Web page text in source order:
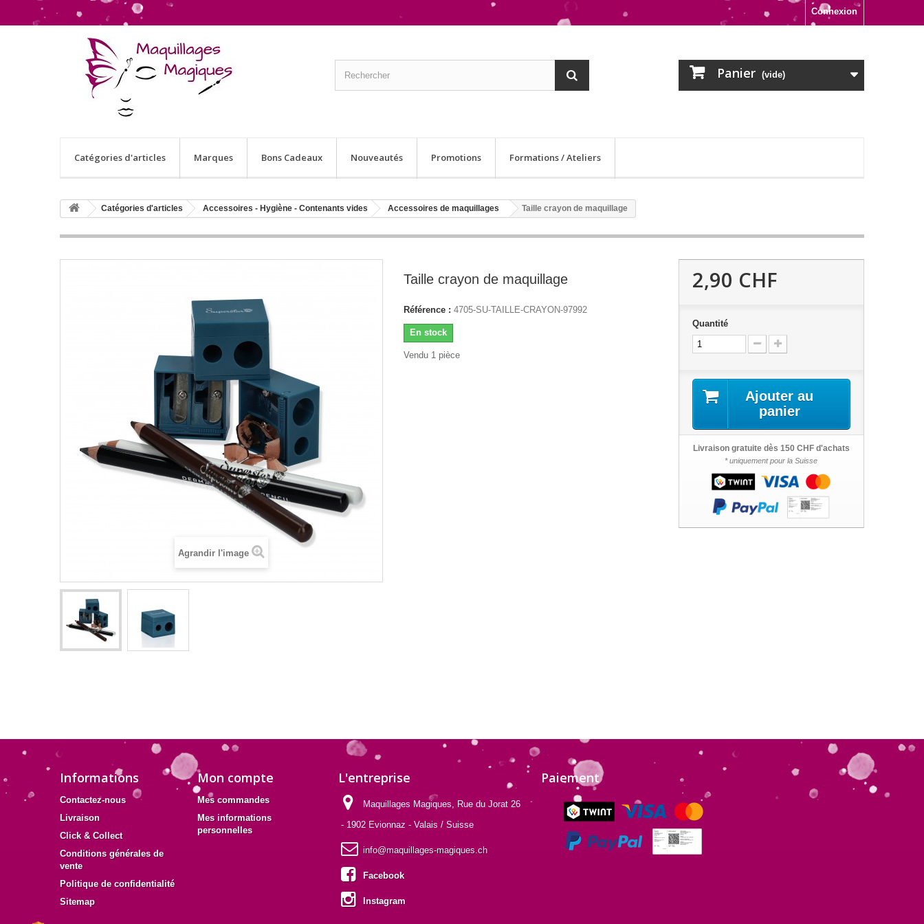
Connexion
Panier (vide)
Catégories d'articles Marques Bons Cadeaux Nouveautés Promotions Formations / Ateliers
Catégories d'articles Accessoires - Hygiène - Contenants vides Accessoires de maquillages Taille crayon de maquillage
Agrandir l'image
Taille crayon de maquillage
Référence : 4705-SU-TAILLE-CRAYON-97992
En stock
Vendu 1 pièce
2,90 CHF
Quantité
Ajouter au
panier
Livraison gratuite dès 150 CHF d'achats
* uniquement pour la Suisse
Informations
Contactez-nous
Livraison
Click & Collect
Conditions générales de
vente
Politique de confidentialité
Sitemap
Mon compte
Mes commandes
Mes informations
personnelles
L'entreprise
Maquillages Magiques, Rue du Jorat 26
- 1902 Evionnaz - Valais / Suisse
info@maquillages-magiques.ch
Facebook
Instagram
Paiement